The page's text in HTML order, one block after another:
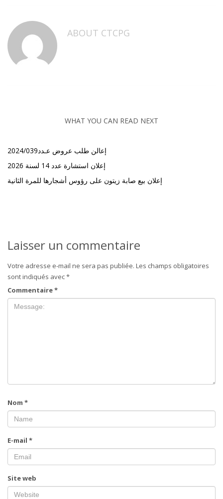
ABOUT CTCPG
WHAT YOU CAN READ NEXT
إعالن طلب عروض عـدد2024/039
إعلان استشارة عدد 14 لسنة 2026
إعلان بيع صابة زيتون على رؤوس أشجارها للمرة الثانية
Laisser un commentaire
Votre adresse e-mail ne sera pas publiée. Les champs obligatoires
sont indiqués avec*
Commentaire*
Nom *
E-mail *
Site web